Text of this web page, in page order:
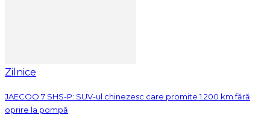
Zilnice
JAECOO 7 SHS-P: SUV-ul chinezesc care promite 1.200 km fără
oprire la pompă